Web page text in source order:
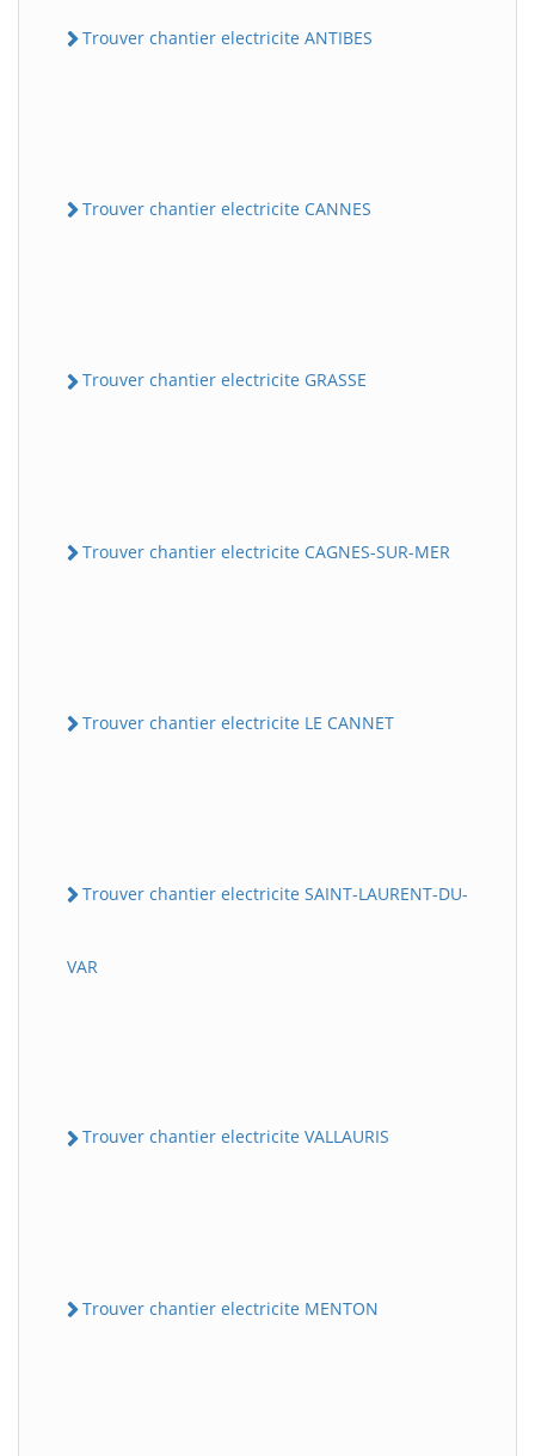
Trouver chantier electricite ANTIBES
Trouver chantier electricite CANNES
Trouver chantier electricite GRASSE
Trouver chantier electricite CAGNES-SUR-MER
Trouver chantier electricite LE CANNET
Trouver chantier electricite SAINT-LAURENT-DU-
VAR
Trouver chantier electricite VALLAURIS
Trouver chantier electricite MENTON